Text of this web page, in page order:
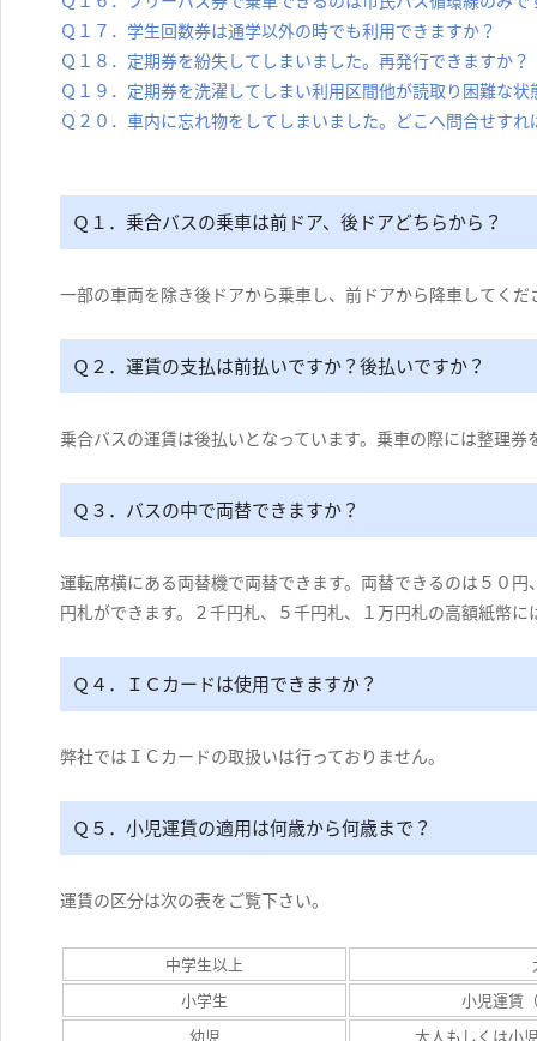
Ｑ１７．学生回数券は通学以外の時でも利用できますか？
Ｑ１８．定期券を紛失してしまいました。再発行できますか？
Ｑ１９．定期券を洗濯してしまい利用区間他が読取り困難な
Ｑ２０．車内に忘れ物をしてしまいました。どこへ問合せすれ
Ｑ１．乗合バスの乗車は前ドア、後ドアどちらから？
一部の車両を除き後ドアから乗車し、前ドアから降車してくだ
Ｑ２．運賃の支払は前払いですか？後払いですか？
乗合バスの運賃は後払いとなっています。乗車の際には整理券
Ｑ３．バスの中で両替できますか？
運転席横にある両替機で両替できます。両替できるのは５０
円札ができます。２千円札、５千円札、１万円札の高額紙幣
Ｑ４．ＩＣカードは使用できますか？
弊社ではＩＣカードの取扱いは行っておりません。
Ｑ５．小児運賃の適用は何歳から何歳まで？
運賃の区分は次の表をご覧下さい。
中学生以上
小学生
小児運賃
幼児
大人もしくは小